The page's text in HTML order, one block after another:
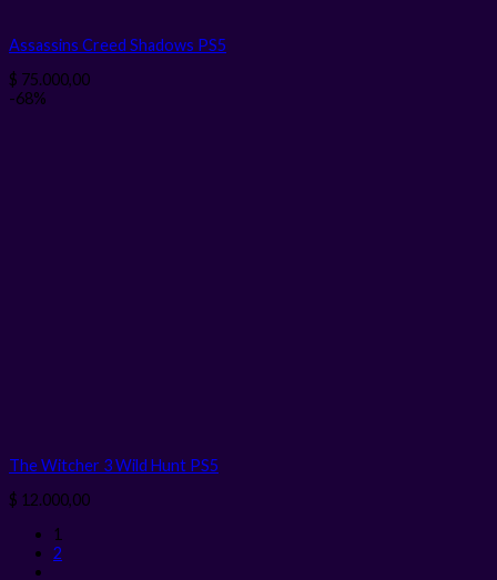
Assassins Creed Shadows PS5
$ 75.000,00
-68%
The Witcher 3 Wild Hunt PS5
$ 12.000,00
1
2